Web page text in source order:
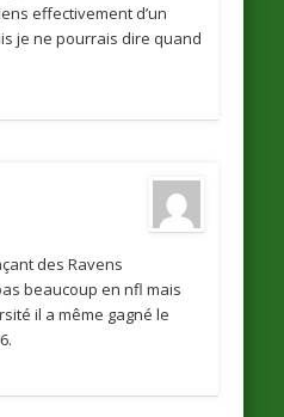
effectivement d’un
je ne pourrais dire quand
des Ravens
beaucoup en nfl mais
il a même gagné le